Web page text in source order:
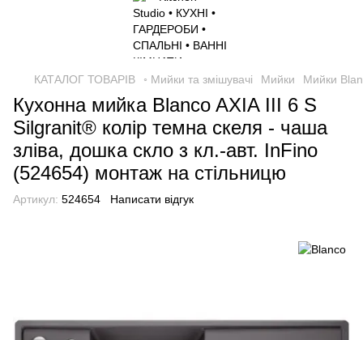
КАТАЛОГ ТОВАРІВ ◦ Мийки та змішувачі Мийки Мийки
Кухонна мийка Blanco AXIA III 6 S
Silgranit® колір темна скеля - чаша
зліва, дошка скло з кл.-авт. InFino
(524654) монтаж на стільницю
Артикул: 524654 Написати відгук